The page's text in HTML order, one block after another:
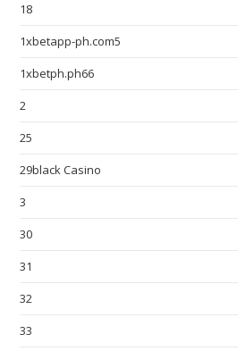
18
1xbetapp-ph.com5
1xbetph.ph66
2
25
29black Casino
3
30
31
32
33